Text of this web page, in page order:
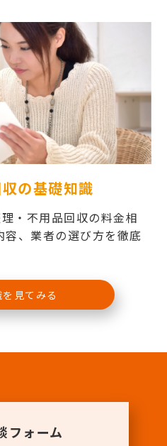
の基礎知識
・不用品回収の料金相
、業者の選び方を徹底
見てみる
フォーム